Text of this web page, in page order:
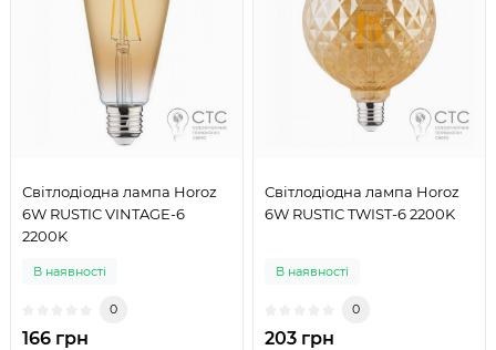
Світлодіодна лампа Horoz
6W RUSTIC VINTAGE-6
2200K
В наявності
0
166 грн
Світлодіодна лампа Horoz
6W RUSTIC TWIST-6 2200K
В наявності
0
203 грн